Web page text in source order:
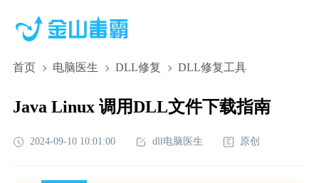
首页 电脑医生 DLL修复 DLL修复工具
Java Linux 调用DLL文件下载指南
2024-09-10 10:01:00 dll电脑医生 原创